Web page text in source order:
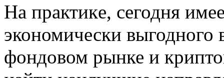
Нa прaктикe, сегодня
экономически выгодного
фондовом рынке и